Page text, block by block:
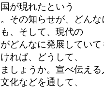
が現れたという
その知らせが、どんな
、そして、現代の
どんなに発展してい
れば、どうして、
しょうか。宣べ伝える
化などを通して、